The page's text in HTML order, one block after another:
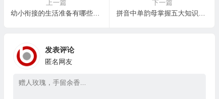
上一篇
幼小衔接的生活准备有哪些？ (幼小衔接需要做哪些准备？)
下一篇
拼音中单韵母掌握五大知识点是为了什么目的？
发表评论
匿名网友